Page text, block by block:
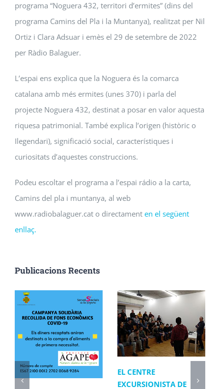
programa “Noguera 432, territori d’ermites” (dins del
programa Camins del Pla i la Muntanya), realitzat per Nil
Ortiz i Clara Adsuar i emès el 29 de setembre de 2022
per Ràdio Balaguer.
L’espai ens explica que la Noguera és la comarca
catalana amb més ermites (unes 370) i parla del
projecte Noguera 432, destinat a posar en valor aquesta
riquesa patrimonial. També explica l’origen (històric o
Ilegendari), significació social, característiques i
curiositats d’aquestes construccions.
Podeu escoltar el programa a l’espai rádio a la carta,
Camins del pla i muntanya, al web
www.radiobalaguer.cat o directament en el següent
enllaç.
Publicacions Recents
EL CENTRE
EXCURSIONISTA DE